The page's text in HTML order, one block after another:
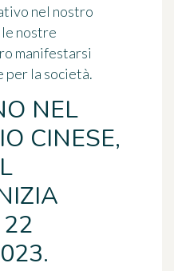
nel nostro
nostre
manifestarsi
per la società.
NEL
CINESE,